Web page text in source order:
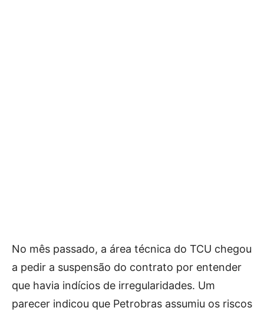
No mês passado, a área técnica do TCU chegou
a pedir a suspensão do contrato por entender
que havia indícios de irregularidades. Um
parecer indicou que Petrobras assumiu os riscos